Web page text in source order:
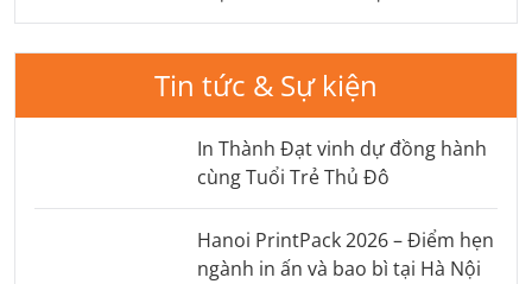
Tin tức & Sự kiện
In Thành Đạt vinh dự đồng hành
cùng Tuổi Trẻ Thủ Đô
Hanoi PrintPack 2026 – Điểm hẹn
ngành in ấn và bao bì tại Hà Nội